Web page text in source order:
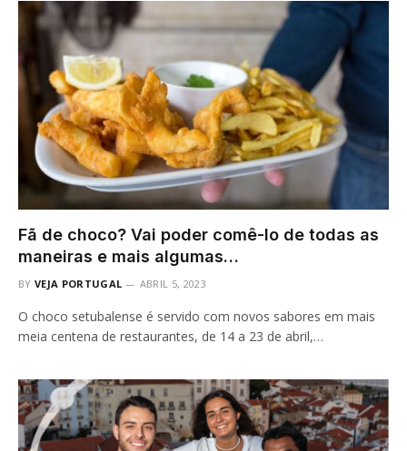
Fã de choco? Vai poder comê-lo de todas as
maneiras e mais algumas…
BY VEJA PORTUGAL ABRIL 5, 2023
O choco setubalense é servido com novos sabores em mais
meia centena de restaurantes, de 14 a 23 de abril,…